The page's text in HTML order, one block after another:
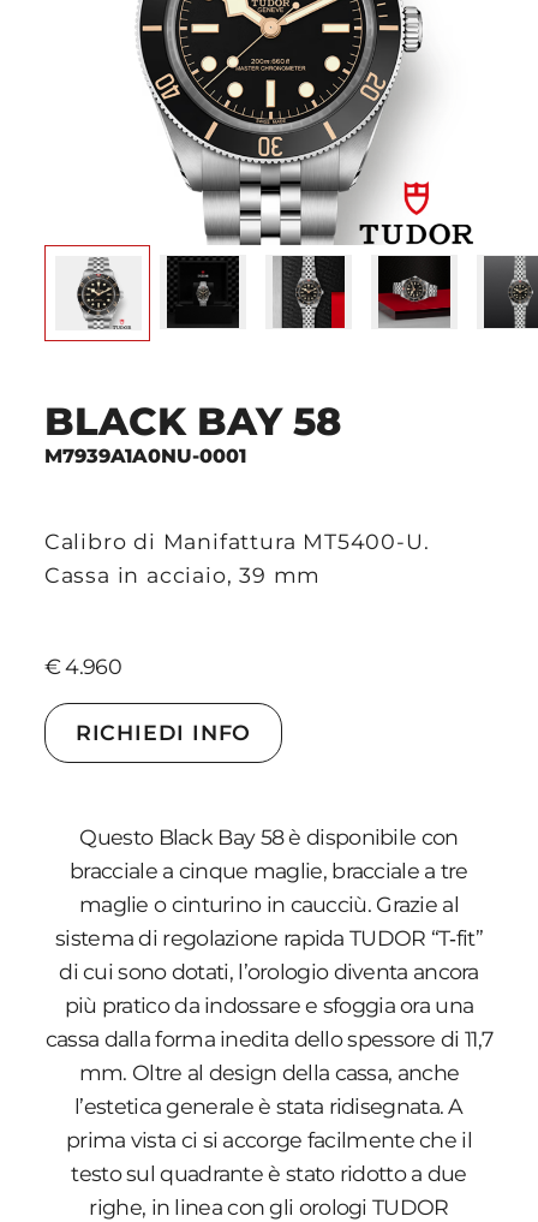
BLACK BAY 58
M7939A1A0NU-0001
Calibro di Manifattura MT5400-U.
Cassa in acciaio, 39 mm
€ 4.960
RICHIEDI INFO
Questo Black Bay 58 è disponibile con
bracciale a cinque maglie, bracciale a tre
maglie o cinturino in caucciù. Grazie al
sistema di regolazione rapida TUDOR “T‑fit”
di cui sono dotati, l’orologio diventa ancora
più pratico da indossare e sfoggia ora una
cassa dalla forma inedita dello spessore di 11,7
mm. Oltre al design della cassa, anche
l’estetica generale è stata ridisegnata. A
prima vista ci si accorge facilmente che il
testo sul quadrante è stato ridotto a due
righe, in linea con gli orologi TUDOR